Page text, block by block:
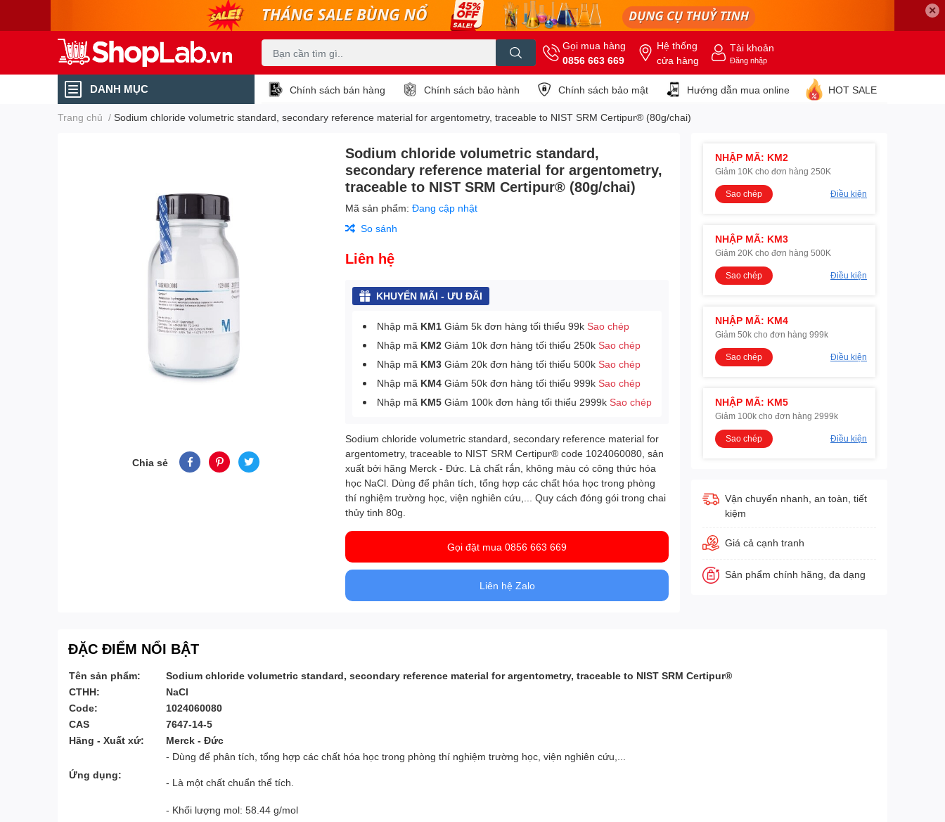
✕
Gọi mua hàng
0856 663 669
Hệ thống
cửa hàng
Tài khoản
Đăng nhập
DANH MỤC Chính sách bán hàng Chính sách bảo hành Chính sách bảo mật Hướng dẫn mua online HOT SALE
Trang chủ / Sodium chloride volumetric standard, secondary reference material for argentometry, traceable to NIST SRM Certipur® (80g/chai)
Chia sẻ
Sodium chloride volumetric standard,
secondary reference material for argentometry,
traceable to NIST SRM Certipur® (80g/chai)
Mã sản phẩm:Đang cập nhật
So sánh
Liên hệ
KHUYẾN MÃI - ƯU ĐÃI
Nhập mã KM1 Giảm 5k đơn hàng tối thiểu 99kSao chép
Nhập mã KM2 Giảm 10k đơn hàng tối thiểu 250kSao chép
Nhập mã KM3 Giảm 20k đơn hàng tối thiểu 500kSao chép
Nhập mã KM4 Giảm 50k đơn hàng tối thiểu 999kSao chép
Nhập mã KM5 Giảm 100k đơn hàng tối thiểu 2999kSao chép
Sodium chloride volumetric standard, secondary reference material for
argentometry, traceable to NIST SRM Certipur® code 1024060080, sản
xuất bởi hãng Merck - Đức. Là chất rắn, không màu có công thức hóa
học NaCl. Dùng để phân tích, tổng hợp các chất hóa học trong phòng
thí nghiệm trường học, viện nghiên cứu,... Quy cách đóng gói trong chai
thủy tinh 80g.
Gọi đặt mua 0856 663 669
Liên hệ Zalo
NHẬP MÃ: KM2
Giảm 10K cho đơn hàng 250K
Sao chép Điều kiện
NHẬP MÃ: KM3
Giảm 20K cho đơn hàng 500K
Sao chép Điều kiện
NHẬP MÃ: KM4
Giảm 50k cho đơn hàng 999k
Sao chép Điều kiện
NHẬP MÃ: KM5
Giảm 100k cho đơn hàng 2999k
Sao chép Điều kiện
Vận chuyển nhanh, an toàn, tiết
kiệm
Giá cả cạnh tranh
Sản phẩm chính hãng, đa dạng
ĐẶC ĐIỂM NỔI BẬT
Tên sản phẩm:
Sodium chloride volumetric standard, secondary reference material for argentometry, traceable to NIST SRM Certipur®
CTHH:
NaCl
Code:
1024060080
CAS
7647-14-5
Hãng - Xuất xứ:
Merck - Đức
Ứng dụng:
- Dùng để phân tích, tổng hợp các chất hóa học trong phòng thí nghiệm trường học, viện nghiên cứu,...
- Là một chất chuẩn thể tích.
- Khối lượng mol: 58.44 g/mol